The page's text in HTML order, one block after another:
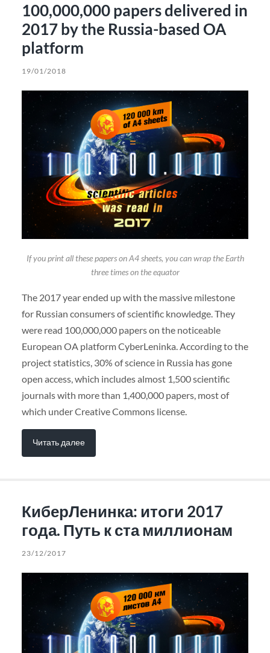
100,000,000 papers delivered in
2017 by the Russia-based OA
platform
19/01/2018
If you print all these papers on A4 sheets, you can wrap the Earth
three times on the equator
The 2017 year ended up with the massive milestone
for Russian consumers of scientific knowledge. They
were read 100,000,000 papers on the noticeable
European OA platform CyberLeninka. According to the
project statistics, 30% of science in Russia has gone
open access, which includes almost 1,500 scientific
journals with more than 1,400,000 papers, most of
which under Creative Commons license.
Читать далее
КиберЛенинка: итоги 2017
года. Путь к ста миллионам
23/12/2017